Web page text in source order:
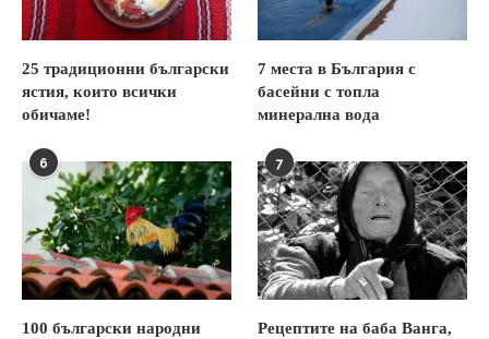
25 традиционни български
ястия, които всички
обичаме!
7 места в България с
басейни с топла
минерална вода
6
100 български народни
7
Рецептите на баба Ванга,